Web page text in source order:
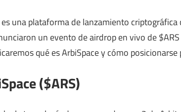
es una plataforma de lanzamiento
un evento de airdrop en vivo de
qué es ArbiSpace y cómo posicionarse
($ARS)